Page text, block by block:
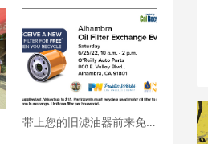
带上您的旧滤油器前来免